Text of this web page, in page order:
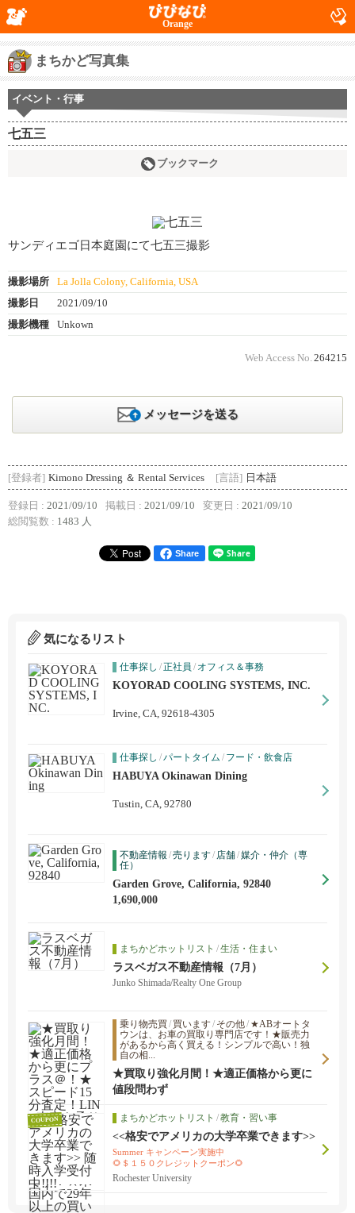
Orange
まちかど写真集
イベント・行事
七五三
ブックマーク
サンディエゴ日本庭園にて七五三撮影
撮影場所
La Jolla Colony, California, USA
撮影日
2021/09/10
撮影機種
Unkown
Web Access No. 264215
メッセージを送る
[登録者] Kimono Dressing ＆ Rental Services [言語] 日本語
登録日 : 2021/09/10 掲載日 : 2021/09/10 変更日 : 2021/09/10
総閲覧数 : 1483 人
Share
気になるリスト
仕事探し /正社員 / オフィス＆事務
KOYORAD COOLING SYSTEMS, INC.
Irvine, CA, 92618-4305
仕事探し /パートタイム / フード・飲食店
HABUYA Okinawan Dining
Tustin, CA, 92780
不動産情報 /売ります/ 店舗/媒介・仲介（専
任）
Garden Grove, California, 92840
1,690,000
まちかどホットリスト /生活・住まい
ラスベガス不動産情報（7月）
Junko Shimada/Realty One Group
乗り物売買 / 買います/ その他/ ★ABオートタ
ウンは、お車の買取り専門店です！★販売力
があるから高く買える！シンプルで高い！独
自の相...
★買取り強化月間！★適正価格から更に
プラス＠！★スピード15分査定！LINE査
定も承ります！★今月は買取強化月間、
今がチャンスです！★米国内で29年以上
の買い取...
値段問わず
まちかどホットリスト /教育・習い事
<<格安でアメリカの大学卒業できます>>
随時入学受付中!!!!
Summer キャンペーン実施中
🌻＄１５０クレジットクーポン🌻
新規ご入学の方（授業料に使用できます）
＊お申し込み際は、ひとことびびナビからです!!!と
Rochester University
COUPON